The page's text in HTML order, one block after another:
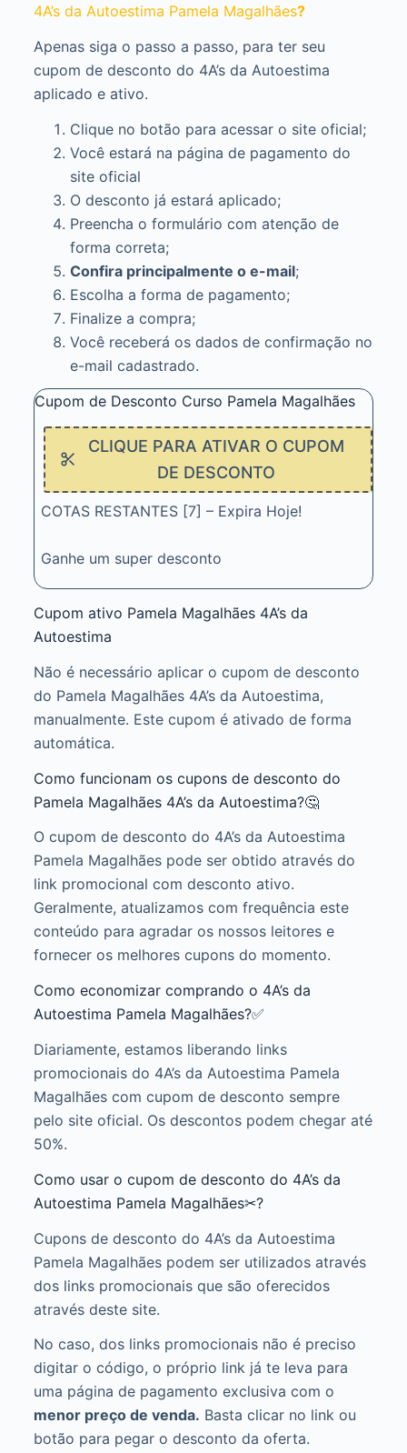
4A’s da Autoestima Pamela Magalhães?
Apenas siga o passo a passo, para ter seu
cupom de desconto do 4A’s da Autoestima
aplicado e ativo.
Clique no botão para acessar o site oficial;
Você estará na página de pagamento do
site oficial
O desconto já estará aplicado;
Preencha o formulário com atenção de
forma correta;
Confira principalmente o e-mail;
Escolha a forma de pagamento;
Finalize a compra;
Você receberá os dados de confirmação no
e-mail cadastrado.
Cupom de Desconto Curso Pamela Magalhães
CLIQUE PARA ATIVAR O CUPOM
DE DESCONTO
COTAS RESTANTES [7] – Expira Hoje!
Ganhe um super desconto
Cupom ativo Pamela Magalhães 4A’s da
Autoestima
Não é necessário aplicar o cupom de desconto
do Pamela Magalhães 4A’s da Autoestima,
manualmente. Este cupom é ativado de forma
automática.
Como funcionam os cupons de desconto do
Pamela Magalhães 4A’s da Autoestima?🤔
O cupom de desconto do 4A’s da Autoestima
Pamela Magalhães pode ser obtido através do
link promocional com desconto ativo.
Geralmente, atualizamos com frequência este
conteúdo para agradar os nossos leitores e
fornecer os melhores cupons do momento.
Como economizar comprando o 4A’s da
Autoestima Pamela Magalhães?✅
Diariamente, estamos liberando links
promocionais do 4A’s da Autoestima Pamela
Magalhães com cupom de desconto sempre
pelo site oficial. Os descontos podem chegar até
50%.
Como usar o cupom de desconto do 4A’s da
Autoestima Pamela Magalhães✂?
Cupons de desconto do 4A’s da Autoestima
Pamela Magalhães podem ser utilizados através
dos links promocionais que são oferecidos
através deste site.
No caso, dos links promocionais não é preciso
digitar o código, o próprio link já te leva para
uma página de pagamento exclusiva com o
menor preço de venda. Basta clicar no link ou
botão para pegar o desconto da oferta.